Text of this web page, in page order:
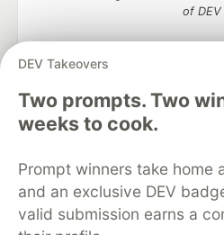
DEV Takeovers
Two prompts. Two
weeks to cook.
Prompt winners take home
and an exclusive DEV
valid submission earns a
of DEV
DEV Community— A space to
development and manage
Home
DEV Challenges
Organization Accounts
DEV
Free Postgres Database
Code of Conduct
Privacy
Built on
Forem